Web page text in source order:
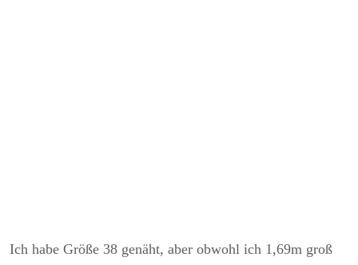
Ich habe Größe 38 genäht, aber obwohl ich 1,69m groß